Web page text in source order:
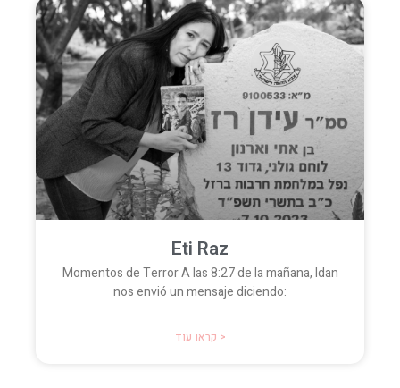
Eti Raz
Momentos de Terror A las 8:27 de la mañana, Idan
nos envió un mensaje diciendo:
קראו עוד >